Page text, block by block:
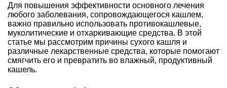
Для повышения эффективности основного лечения
любого заболевания, сопровождающегося кашлем,
важно правильно использовать противокашлевые,
муколитические и отхаркивающие средства. В этой
статье мы рассмотрим причины сухого кашля и
различные лекарственные средства, которые помогают
смягчить его и превратить во влажный, продуктивный
кашель.